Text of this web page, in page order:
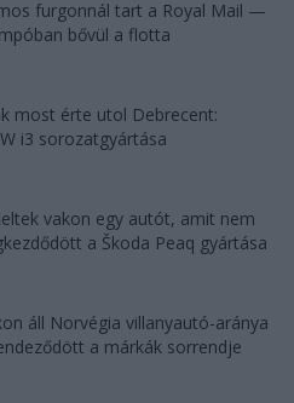
furgonnál tart a Royal Mail —
bővül a flotta
most érte utol Debrecent:
i3 sorozatgyártása
vakon egy autót, amit nem
a Škoda Peaq gyártása
áll Norvégia villanyautó-aránya
a márkák sorrendje